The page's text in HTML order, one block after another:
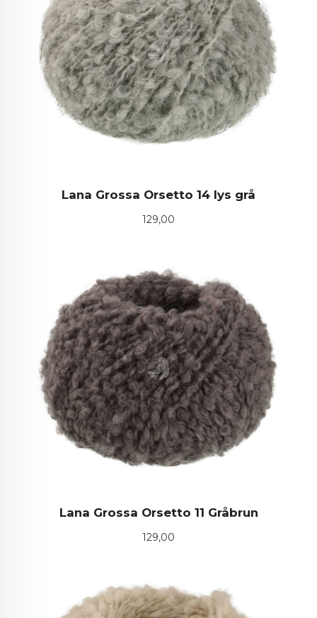
Lana Grossa Orsetto 14 lys grå
Pris
129,00
Lana Grossa Orsetto 11 Gråbrun
Pris
129,00